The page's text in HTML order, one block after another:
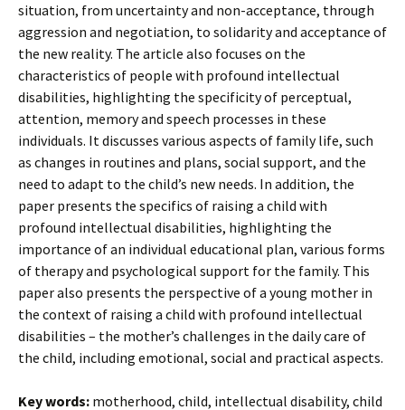
situation, from uncertainty and non-acceptance, through
aggression and negotiation, to solidarity and acceptance of
the new reality. The article also focuses on the
characteristics of people with profound intellectual
disabilities, highlighting the specificity of perceptual,
attention, memory and speech processes in these
individuals. It discusses various aspects of family life, such
as changes in routines and plans, social support, and the
need to adapt to the child’s new needs. In addition, the
paper presents the specifics of raising a child with
profound intellectual disabilities, highlighting the
importance of an individual educational plan, various forms
of therapy and psychological support for the family. This
paper also presents the perspective of a young mother in
the context of raising a child with profound intellectual
disabilities – the mother’s challenges in the daily care of
the child, including emotional, social and practical aspects.
Key words: motherhood, child, intellectual disability, child